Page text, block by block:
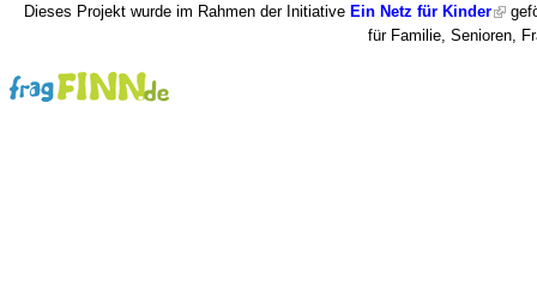
Dieses Projekt wurde im Rahmen der Initiative Ein Netz für Kinder
für Familie, Senioren,